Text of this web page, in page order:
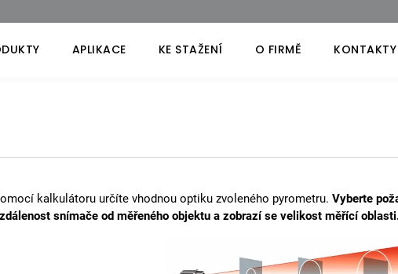
APLIKACE KE STAŽENÍ O FIRMĚ KONTAKTY
kalkulátoru určíte vhodnou optiku zvoleného pyrometru. Vyberte
snímače od měřeného objektu a zobrazí se velikost měřící